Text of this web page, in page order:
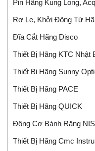
Pin Hãng Kung Long,
Rơ Le, Khởi Động Từ
Đĩa Cắt Hãng Disco
Thiết Bị Hãng KTC Nhật
Thiết Bị Hãng Sunny
Thiết Bị Hãng PACE
Thiết Bị Hãng QUICK
Động Cơ Bánh Răng
Thiết Bị Hãng Cmc